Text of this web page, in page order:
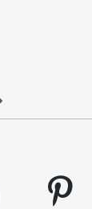
pinterest